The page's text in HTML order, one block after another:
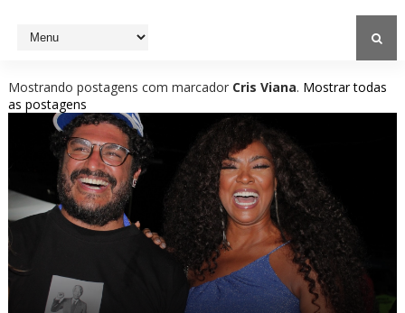
Mostrando postagens com marcador Cris Viana. Mostrar todas
as postagens